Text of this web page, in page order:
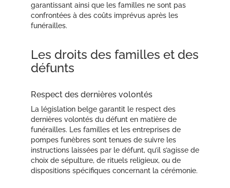
garantissant ainsi que les familles ne sont pas
confrontées à des coûts imprévus après les
funérailles.
Les droits des familles et des
défunts
Respect des dernières volontés
La législation belge garantit le respect des
dernières volontés du défunt en matière de
funérailles. Les familles et les entreprises de
pompes funèbres sont tenues de suivre les
instructions laissées par le défunt, qu’il s’agisse de
choix de sépulture, de rituels religieux, ou de
dispositions spécifiques concernant la cérémonie.